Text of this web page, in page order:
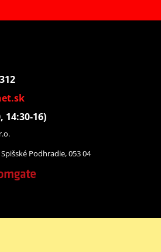
14:30-16)
Podhradie, 053 04